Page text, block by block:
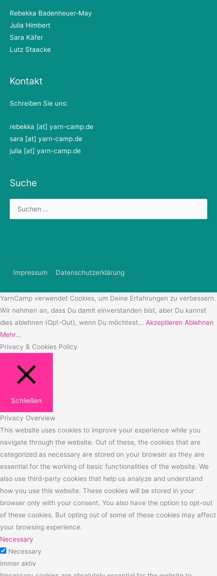
Rebekka Badenheuer-May
Julia Himbert
Sara Käfer
Lutz Staacke
Kontakt
Schreiben Sie uns:
rebekka [at] yarn-camp.de
sara [at] yarn-camp.de
julia [at] yarn-camp.de
Suche
Suchen
Impressum Datenschutzerklärung
YarnCamp verwendet Cookies, um Deine Erfahrungen zu verbessern.
Wir nehmen an, dass Du damit einverstanden bist, aber Du kannst
dies ablehnen (Opt-Out), wenn Du möchtest... Akzeptieren Ablehnen
Mehr...
Privacy & Cookies Policy
Schließen
Privacy Overview
This website uses cookies to improve your experience while you
navigate through the website. Out of these, the cookies that are
categorized as necessary are stored on your browser as they are
essential for the working of basic functionalities of the website. We
also use third-party cookies that help us analyze and understand
how you use this website. These cookies will be stored in your
browser only with your consent. You also have the option to opt-out
of these cookies. But opting out of some of these cookies may affect
your browsing experience.
Necessary
Necessary
immer aktiv